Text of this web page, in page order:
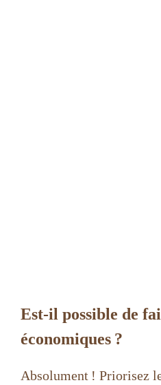
Est-il possible de
économiques ?
Absolument ! Priorisez